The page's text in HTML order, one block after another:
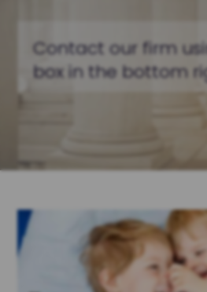
Contact our firm
box in the bottom